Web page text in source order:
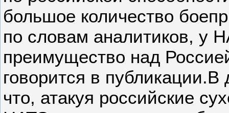
большое количество
по словам аналитиков, у
преимущество над
говорится в публикации.В
что, атакуя российские